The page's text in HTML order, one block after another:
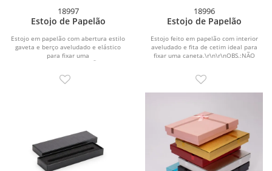
18997
Estojo de Papelão
Estojo em papelão com abertura estilo
gaveta e berço aveludado e elástico
para fixar uma
18996
Estojo de Papelão
Estojo feito em papelão com interior
aveludado e fita de cetim ideal para
fixar uma caneta.\r\n\r\nOBS.:NÃO